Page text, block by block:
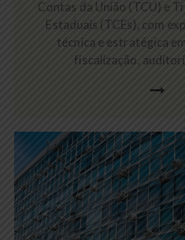
Contas da União (TCU) e
Estaduais (TCEs), com
técnica e estratégica
fiscalização,